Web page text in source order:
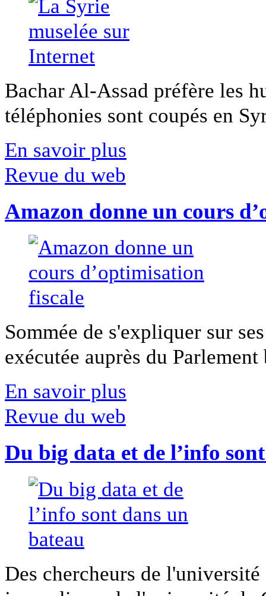
Bachar Al-Assad préfère les
téléphonies sont coupés en
En savoir plus
Revue du web
Amazon donne un cours
Sommée de s'expliquer sur
exécutée auprès du
En savoir plus
Revue du web
Du big data et de l’info
Des chercheurs de